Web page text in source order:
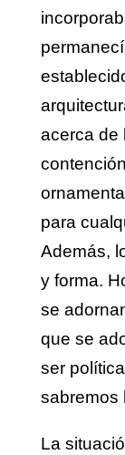
acerca de
para
Además,
y forma.
se
que se
ser
sabremos
La